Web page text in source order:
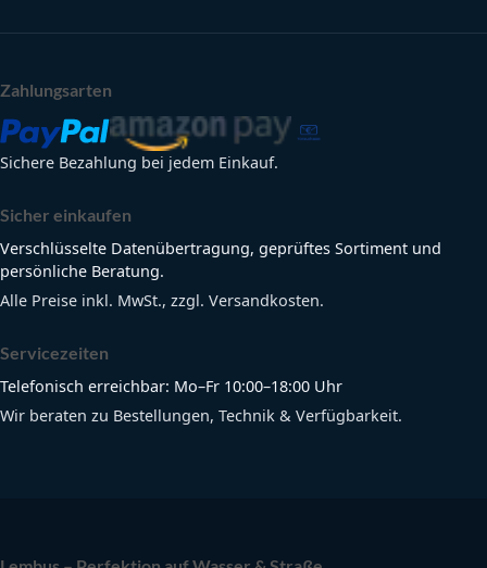
Zahlungsarten
Sichere Bezahlung bei jedem Einkauf.
Sicher einkaufen
Verschlüsselte Datenübertragung, geprüftes Sortiment und
persönliche Beratung.
Alle Preise inkl. MwSt., zzgl. Versandkosten.
Servicezeiten
Telefonisch erreichbar: Mo–Fr 10:00–18:00 Uhr
Wir beraten zu Bestellungen, Technik & Verfügbarkeit.